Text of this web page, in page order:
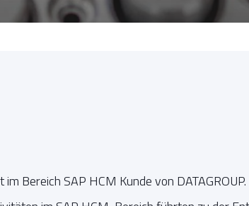
im Bereich SAP HCM Kunde von